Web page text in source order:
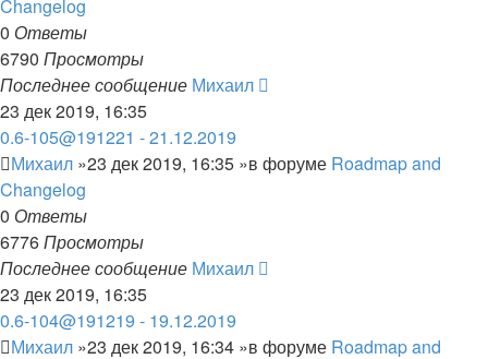
Changelog
0 Ответы
6790 Просмотры
Последнее сообщение Михаил
23 дек 2019, 16:35
0.6-105@191221 - 21.12.2019
Михаил »23 дек 2019, 16:35 »в форуме Roadmap and
Changelog
0 Ответы
6776Просмотры
Последнее сообщение Михаил
23 дек 2019, 16:35
0.6-104@191219 - 19.12.2019
Михаил »23 дек 2019, 16:34 »в форуме Roadmap and